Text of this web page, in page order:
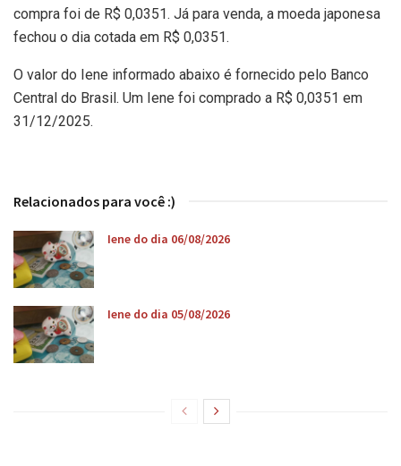
compra foi de R$ 0,0351. Já para venda, a moeda japonesa
fechou o dia cotada em R$ 0,0351.
O valor do Iene informado abaixo é fornecido pelo Banco
Central do Brasil. Um Iene foi comprado a R$ 0,0351 em
31/12/2025.
Relacionados para você :)
Iene do dia 06/08/2026
Iene do dia 05/08/2026